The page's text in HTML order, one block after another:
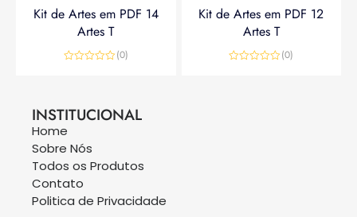
Kit de Artes em PDF 14
Artes T
(0)
Kit de Artes em PDF 12
Artes T
(0)
INSTITUCIONAL
Home
Sobre Nós
Todos os Produtos
Contato
Politica de Privacidade